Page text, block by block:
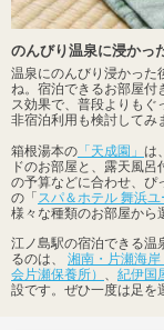
のんびり温泉に浸かっ
温泉にのんびり浸かった
ね。宿泊できるお部屋付
ス効果で、普段よりもぐ
非宿泊利用も検討してみ
箱根湯本の 「天成園」 は
ドのお部屋と、露天風
の予算などに合わせ、ぴ
の「スパ＆ホテル 舞浜ユ
様々な種類のお部屋から
江ノ島駅の宿泊できる温
るのは、 湘南・片瀬海
会片瀬保養所） 、 紀伊国
設です。ぜひ一度は足を